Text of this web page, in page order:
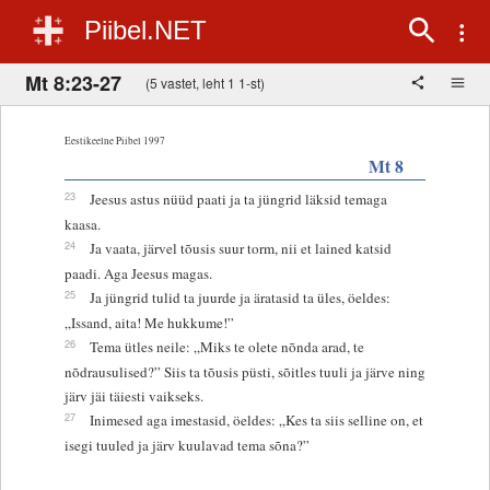
Piibel.NET
Mt 8:23-27 (5 vastet, leht 1 1-st)
Eestikeelne Piibel 1997
Mt 8
23
Jeesus astus nüüd paati ja ta jüngrid läksid temaga
kaasa.
24
Ja vaata, järvel tõusis suur torm, nii et lained katsid
paadi. Aga Jeesus magas.
25
Ja jüngrid tulid ta juurde ja äratasid ta üles, öeldes:
„Issand, aita! Me hukkume!”
26
Tema ütles neile: „Miks te olete nõnda arad, te
nõdrausulised?” Siis ta tõusis püsti, sõitles tuuli ja järve ning
järv jäi täiesti vaikseks.
27
Inimesed aga imestasid, öeldes: „Kes ta siis selline on, et
isegi tuuled ja järv kuulavad tema sõna?”